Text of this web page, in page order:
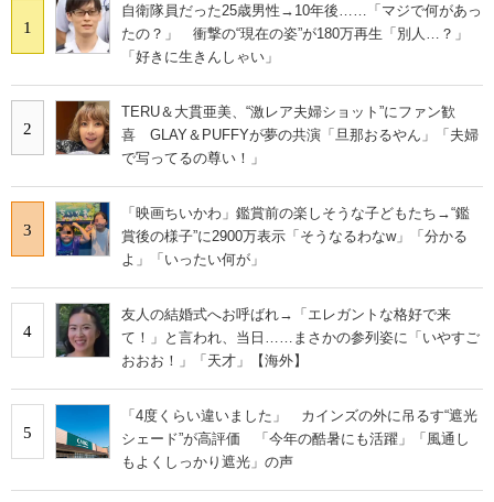
1
自衛隊員だった25歳男性→10年後……「マジで何があっ
たの？」 衝撃の“現在の姿”が180万再生「別人…？」
「好きに生きんしゃい」
2
TERU＆大貫亜美、“激レア夫婦ショット”にファン歓
喜 GLAY＆PUFFYが夢の共演「旦那おるやん」「夫婦
で写ってるの尊い！」
3
「映画ちいかわ」鑑賞前の楽しそうな子どもたち→“鑑
賞後の様子”に2900万表示「そうなるわなw」「分かる
よ」「いったい何が」
4
友人の結婚式へお呼ばれ→「エレガントな格好で来
て！」と言われ、当日……まさかの参列姿に「いやすご
おおお！」「天才」【海外】
5
「4度くらい違いました」 カインズの外に吊るす“遮光
シェード”が高評価 「今年の酷暑にも活躍」「風通し
もよくしっかり遮光」の声